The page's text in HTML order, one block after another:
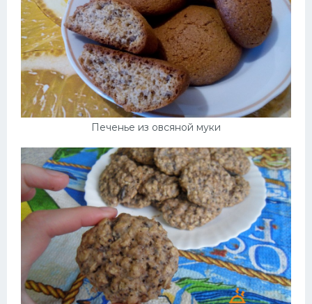
Печенье из овсяной муки